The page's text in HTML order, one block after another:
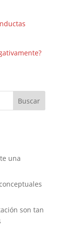
una
son tan